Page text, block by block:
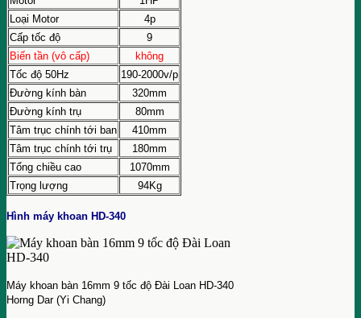
Loại Motor
4p
Cấp tốc độ
9
Biến tần (vô cấp)
không
Tốc độ 50Hz
190-2000v/p
Đường kính bàn
320mm
Đường kính trụ
80mm
Tâm trục chính tới ban
410mm
Tâm trục chính tới trụ
180mm
Tổng chiều cao
1070mm
Trọng lượng
94Kg
Hình máy khoan HD-340
Máy khoan bàn 16mm 9 tốc độ Đài Loan HD-340
Horng Dar (Yi Chang)